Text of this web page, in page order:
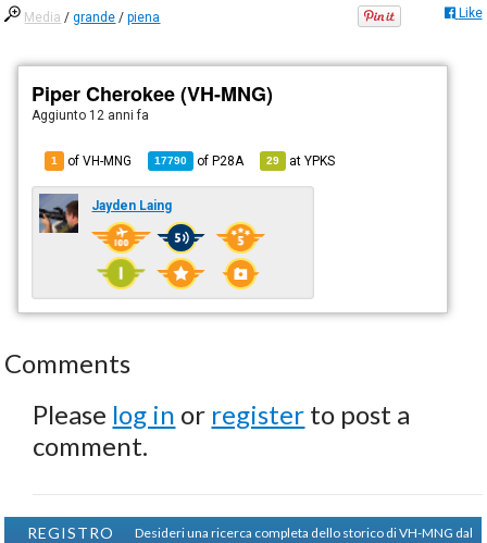
Media /grande /piena Like
Piper Cherokee (VH-MNG)
Aggiunto 12 anni fa
1 of VH-MNG 17790 ofP28A 29 atYPKS
Jayden Laing
Comments
Please log in or register to post a
comment.
REGISTRO
Desideri una ricerca completa dello storico di VH-MNG dal